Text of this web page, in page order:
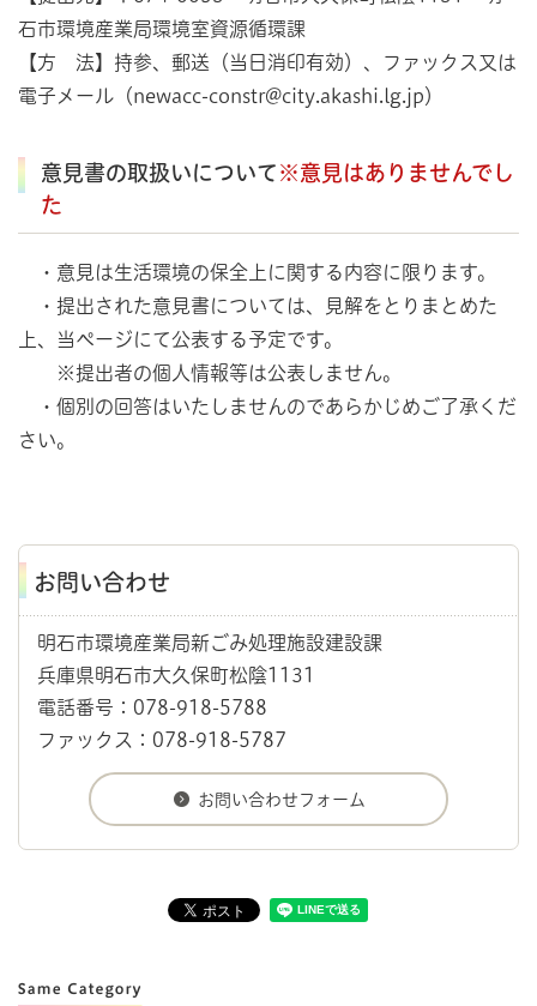
石市環境産業局環境室資源循環課
【方 法】持参、郵送（当日消印有効）、ファックス又は
電子メール（newacc-constr@city.akashi.lg.jp）
意見書の取扱いについて ※意見はありませんでし
た
・意見は生活環境の保全上に関する内容に限ります。
・提出された意見書については、見解をとりまとめた
上、当ページにて公表する予定です。
※提出者の個人情報等は公表しません。
・個別の回答はいたしませんのであらかじめご了承くだ
さい。
お問い合わせ
明石市環境産業局新ごみ処理施設建設課
兵庫県明石市大久保町松陰1131
電話番号：078-918-5788
ファックス：078-918-5787